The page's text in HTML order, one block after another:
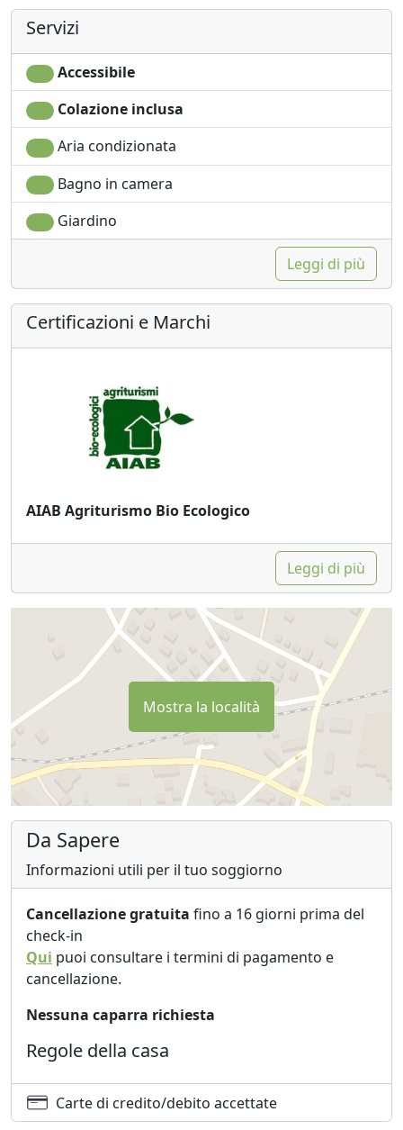
Servizi
Accessibile
Colazione inclusa
Aria condizionata
Bagno in camera
Giardino
Leggi di più
Certificazioni e Marchi
AIAB Agriturismo Bio Ecologico
Leggi di più
Mostra la località
Da Sapere
Informazioni utili per il tuo soggiorno
Cancellazione gratuita fino a 16 giorni prima del
check-in
Qui puoi consultare i termini di pagamento e
cancellazione.
Nessuna caparra richiesta
Regole della casa
Carte di credito/debito accettate